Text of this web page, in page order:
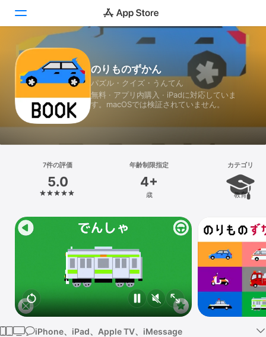
Today
ゲーム
アプリ
検索
プラットフォーム
iPhone
iPad
Mac
TV
のりものずかん
パズル・クイズ・うんてん
無料 · アプリ内購入 · iPadに対応していま
す。macOSでは検証されていません。
7件の評価
5.0
年齢制限指定
4+
歳
カテゴリ
教育
iPhone、iPad、Apple TV、iMessage